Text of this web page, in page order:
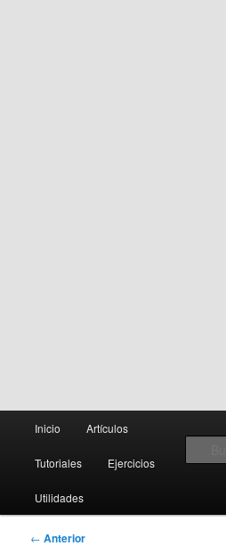
Creando Partituras
Teoría y notación musical, software y MIDI
principal
Ir
al
contenido
principal
Ir
al
contenido
secundario
Inicio Artículos
Tutoriales Ejercicios
Utilidades
Navegación
← Anterior